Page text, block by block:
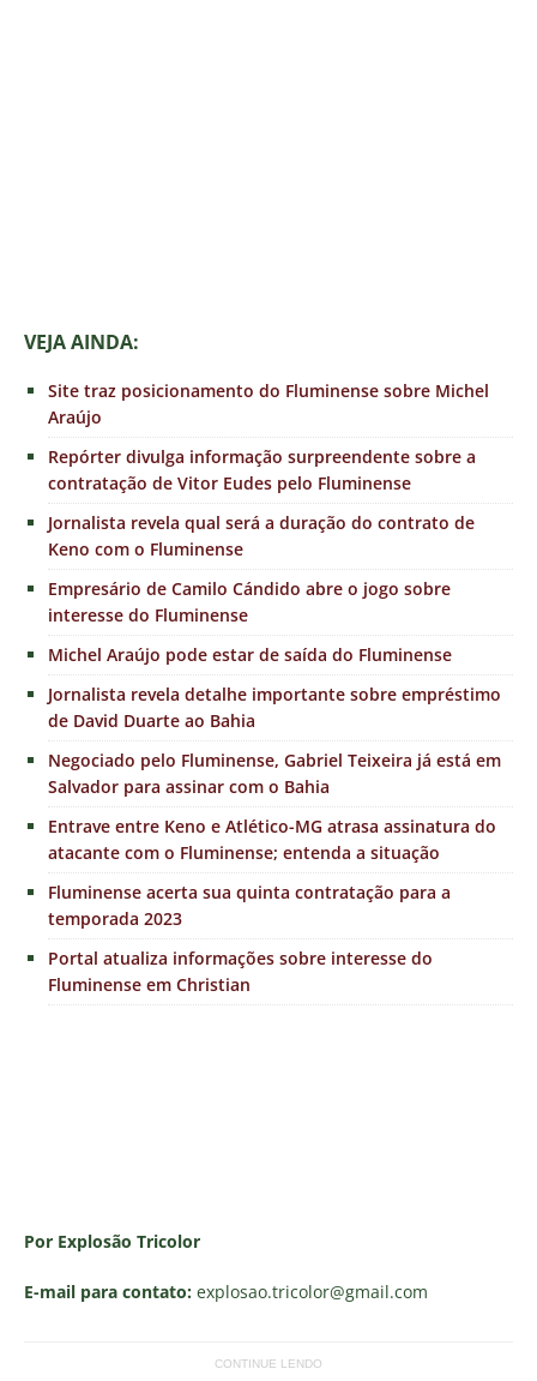
VEJA AINDA:
Site traz posicionamento do Fluminense sobre Michel
Araújo
Repórter divulga informação surpreendente sobre a
contratação de Vitor Eudes pelo Fluminense
Jornalista revela qual será a duração do contrato de
Keno com o Fluminense
Empresário de Camilo Cándido abre o jogo sobre
interesse do Fluminense
Michel Araújo pode estar de saída do Fluminense
Jornalista revela detalhe importante sobre empréstimo
de David Duarte ao Bahia
Negociado pelo Fluminense, Gabriel Teixeira já está em
Salvador para assinar com o Bahia
Entrave entre Keno e Atlético-MG atrasa assinatura do
atacante com o Fluminense; entenda a situação
Fluminense acerta sua quinta contratação para a
temporada 2023
Portal atualiza informações sobre interesse do
Fluminense em Christian
Por Explosão Tricolor
E-mail para contato: explosao.tricolor@gmail.com
CONTINUE LENDO